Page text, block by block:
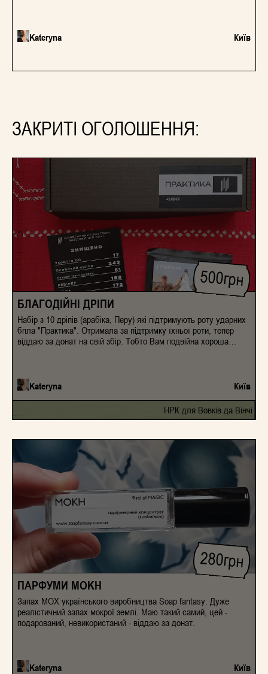
Kateryna Київ
ЗАКРИТІ ОГОЛОШЕННЯ:
500грн
БЛАГОДІЙНІ ДРІПИ
Набір з 10 дріпів (арабіка, Перу) які підтримують роту ударних
бпла "Практика". Отримала за підтримку їхньої роти, тепер
віддаю за донат на свій збір. Тобто Вам подвійна хороша
Kateryna
Київ
НРК для Вовків да Вінчі
280грн
ПАРФУМИ MOKH
Запах МОХ українського виробництва Soap fantasy. Дуже
реалістичний запах мокрої землі. Маю такий самий, цей -
подарований, невикористаний - віддаю за донат.
Kateryna
Київ